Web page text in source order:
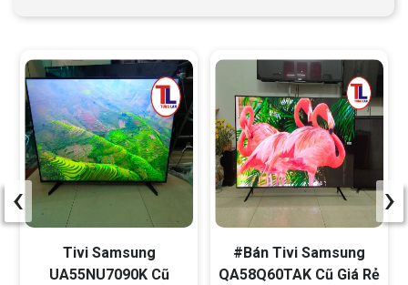
Tivi Samsung
UA55NU7090K Cũ
#Bán Tivi Samsung
QA58Q60TAK Cũ Giá Rẻ
‹ ›